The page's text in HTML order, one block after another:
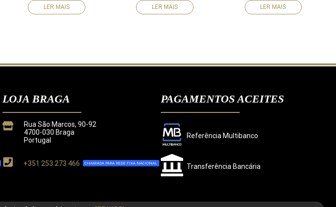
LER MAIS LER MAIS LER MAIS
LOJA BRAGA
Rua São Marcos, 90-92
4700-030 Braga
Portugal
+351 253 273 466 CHAMADA PARA REDE FIXA NACIONAL
PAGAMENTOS ACEITES
Referência Multibanco
Transferência Bancária